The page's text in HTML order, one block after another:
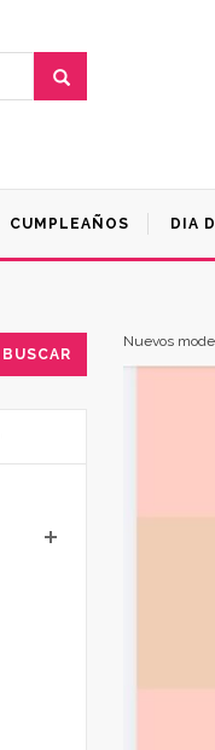
CUMPLEAÑOS DIA
BUSCAR
Nuevos